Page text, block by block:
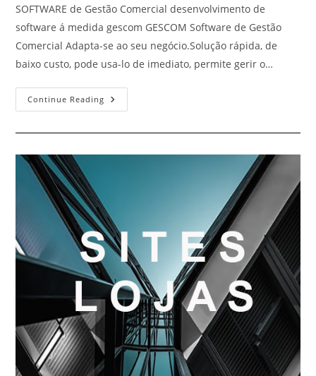
SOFTWARE de Gestão Comercial desenvolvimento de
software á medida gescom GESCOM Software de Gestão
Comercial Adapta-se ao seu negócio.Solução rápida, de
baixo custo, pode usa-lo de imediato, permite gerir o…
Continue Reading GESCOM